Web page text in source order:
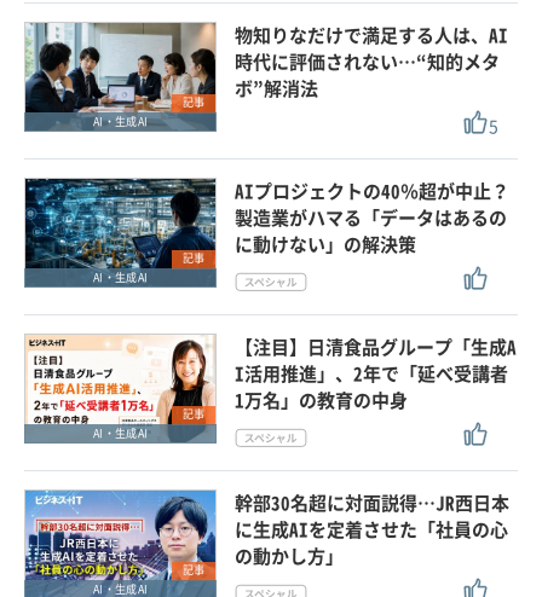
記事
AI・生成AI
物知りなだけで満足する人は、AI
時代に評価されない…“知的メタ
ボ”解消法
5
記事
AI・生成AI
AIプロジェクトの40％超が中止？
製造業がハマる「データはあるの
に動けない」の解決策
記事
AI・生成AI
【注目】日清食品グループ「生成A
I活用推進」、2年で「延べ受講者
1万名」の教育の中身
記事
AI・生成AI
幹部30名超に対面説得…JR西日本
に生成AIを定着させた「社員の心
の動かし方」